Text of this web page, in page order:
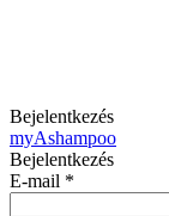
Bejelentkezés
myAshampoo
Bejelentkezés
E-mail *